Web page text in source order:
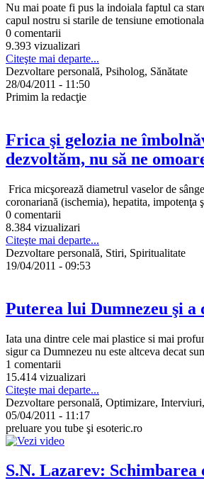
Nu mai poate fi pus la indoiala faptul ca
capul nostru si starile de tensiune
0 comentarii
9.393 vizualizari
Citeşte mai departe...
Dezvoltare personală, Psiholog, Sănătate
28/04/2011 - 11:50
Primim la redacţie
Frica şi gelozia ne
dezvoltăm, nu să ne
Frica micşorează diametrul vaselor de
coronariană (ischemia), hepatita, impotenţa
0 comentarii
8.384 vizualizari
Citeşte mai departe...
Dezvoltare personală, Stiri, Spiritualitate
19/04/2011 - 09:53
Puterea lui Dumnezeu şi
Iata una dintre cele mai plastice si mai
sigur ca Dumnezeu nu este altceva decat
1 comentarii
15.414 vizualizari
Citeşte mai departe...
Dezvoltare personală, Optimizare,
05/04/2011 - 11:17
preluare you tube şi esoteric.ro
S.N. Lazarev: